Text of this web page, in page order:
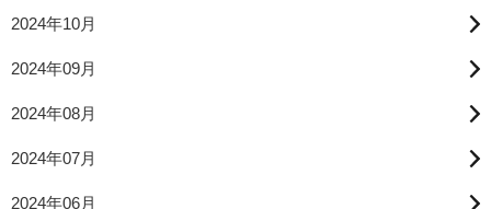
2024年10月
2024年09月
2024年08月
2024年07月
2024年06月